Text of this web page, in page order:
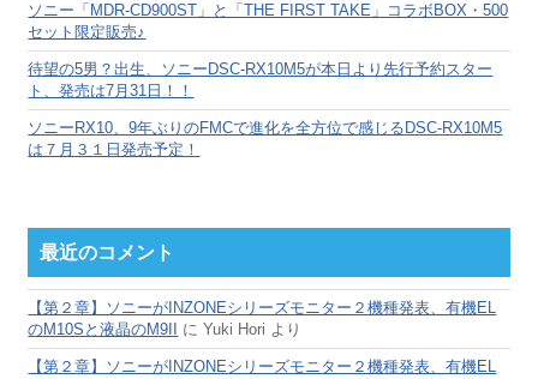
ソニー「MDR-CD900ST」と「THE FIRST TAKE」コラボBOX・500
セット限定販売♪
待望の5男？出生、ソニーDSC-RX10M5が本日より先行予約スター
ト、発売は7月31日！！
ソニーRX10、9年ぶりのFMCで進化を全方位で感じるDSC-RX10M5
は７月３１日発売予定！
最近のコメント
【第２章】ソニーがINZONEシリーズモニター２機種発表、有機EL
のM10Sと液晶のM9II
にYuki Hori より
【第２章】ソニーがINZONEシリーズモニター２機種発表、有機EL